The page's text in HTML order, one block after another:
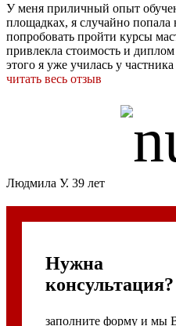
У меня приличный опыт
площадках, я случайно
попробовать пройти курсы
привлекла стоимость и
этого я уже училась у
читать весь отзыв
Людмила У. 39 лет
Нужна
консультация?
заполните форму и мы